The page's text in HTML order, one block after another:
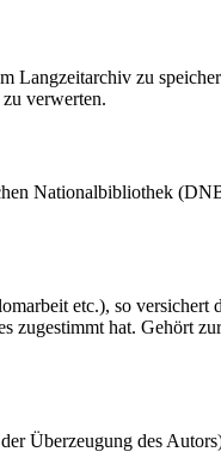
Langzeitarchiv zu
verwerten.
Nationalbibliothek
etc.), so versichert
zugestimmt hat. Gehört
Überzeugung des